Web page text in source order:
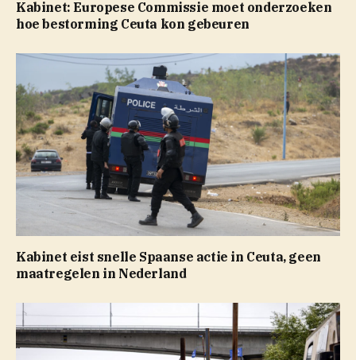
Kabinet: Europese Commissie moet onderzoeken
hoe bestorming Ceuta kon gebeuren
Kabinet eist snelle Spaanse actie in Ceuta, geen
maatregelen in Nederland